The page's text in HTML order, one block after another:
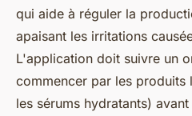
qui aide à réguler la
apaisant les irritations
L'application doit suivre un
commencer par les produits
les sérums hydratants)